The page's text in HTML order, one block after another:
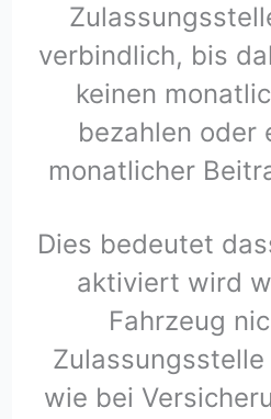
verbindlich, bis
keinen
bezahlen oder
monatlicher
Dies bedeutet
aktiviert wird
Fahrzeug
wie bei